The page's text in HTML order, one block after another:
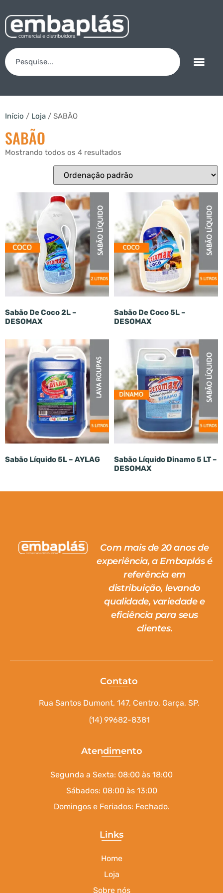
Início / Loja / SABÃO
SABÃO
Mostrando todos os 4 resultados
Sabão De Coco 2L –
DESOMAX
Sabão De Coco 5L –
DESOMAX
Sabão Líquido 5L – AYLAG
Sabão Líquido Dinamo 5 LT –
DESOMAX
Com mais de 20 anos de
experiência, a Embaplás é
referência em
distribuição, levando
qualidade, variedade e
eficiência para seus
clientes.
Contato
Rua Santos Dumont, 147, Centro, Garça, SP.
(14) 99682-8381
Atendimento
Segunda a Sexta: 08:00 às 18:00
Sábados: 08:00 às 13:00
Domingos e Feriados: Fechado.
Links
Home
Loja
Sobre nós